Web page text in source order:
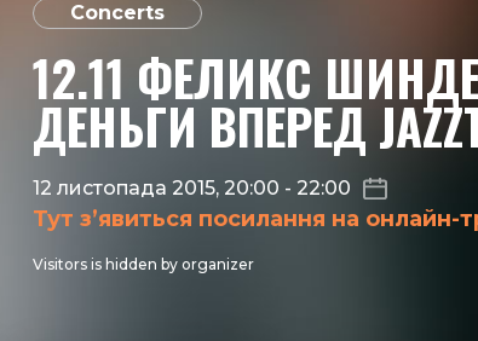
Concerts
12.11 ФЕЛИКС
ДЕНЬГИ ВПЕРЕД
12 листопада 2015, 20:00 - 22:00
Тут з’явиться посилання на онлайн-
Visitors is hidden by organizer